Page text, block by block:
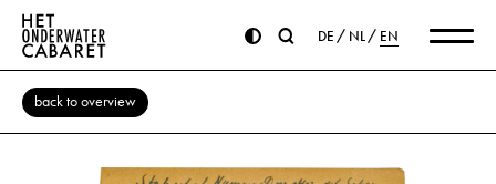
DE NL EN
back to overview